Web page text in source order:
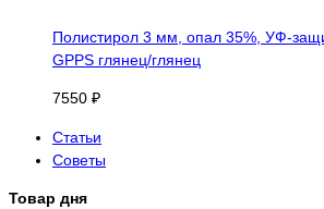
Полистирол 3 мм, опал 35%, УФ-
GPPS глянец/глянец
7550 ₽
Статьи
Советы
Товар дня